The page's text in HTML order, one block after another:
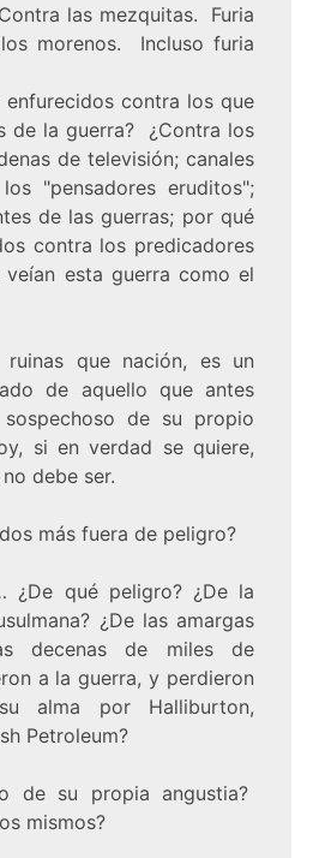
las mezquitas. Furia
morenos. Incluso furia
enfurecidos contra los que
de la guerra? ¿Contra los
de televisión; canales
"pensadores eruditos";
de las guerras; por qué
contra los predicadores
esta guerra como el
que nación, es un
de aquello que antes
de su propio
si en verdad se quiere,
debe ser.
más fuera de peligro?
¿De qué peligro? ¿De la
¿De las amargas
decenas de miles de
a la guerra, y perdieron
alma por Halliburton,
Petroleum?
de su propia angustia?
mismos?